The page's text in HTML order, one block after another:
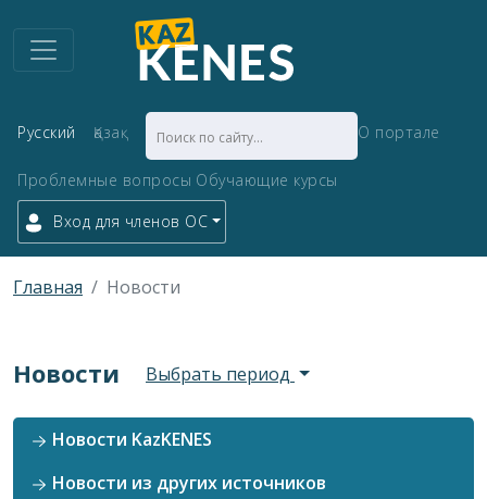
Русский Қазақ О портале
Проблемные вопросы Обучающие курсы
Вход для членов ОС
Главная Новости
Новости Выбрать период
Новости KazKENES
Новости из других источников